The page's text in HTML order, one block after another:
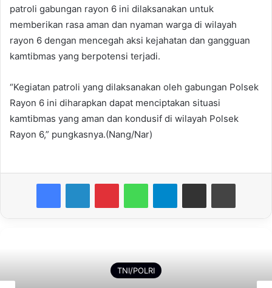
patroli gabungan rayon 6 ini dilaksanakan untuk
memberikan rasa aman dan nyaman warga di wilayah
rayon 6 dengan mencegah aksi kejahatan dan gangguan
kamtibmas yang berpotensi terjadi.
“Kegiatan patroli yang dilaksanakan oleh gabungan Polsek
Rayon 6 ini diharapkan dapat menciptakan situasi
kamtibmas yang aman dan kondusif di wilayah Polsek
Rayon 6,” pungkasnya.(Nang/Nar)
Telegram
TNI/POLRI